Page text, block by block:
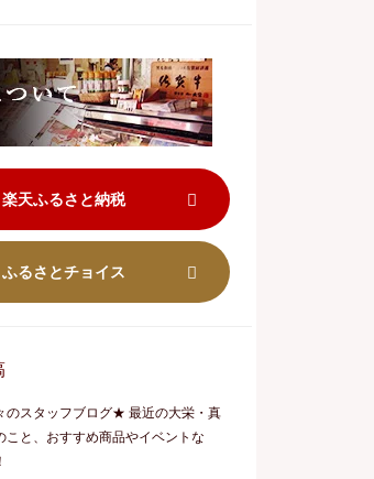
楽天ふるさと納税
ふるさとチョイス
のスタッフブログ★ 最近の大栄・真
こと、おすすめ商品やイベントな